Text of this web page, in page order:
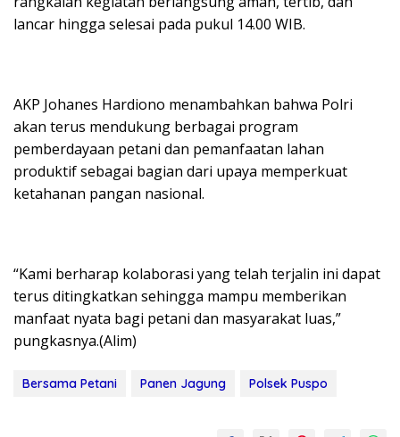
lancar hingga selesai pada pukul 14.00 WIB.
AKP Johanes Hardiono menambahkan bahwa Polri
akan terus mendukung berbagai program
pemberdayaan petani dan pemanfaatan lahan
produktif sebagai bagian dari upaya memperkuat
ketahanan pangan nasional.
“Kami berharap kolaborasi yang telah terjalin ini dapat
terus ditingkatkan sehingga mampu memberikan
manfaat nyata bagi petani dan masyarakat luas,”
pungkasnya.(Alim)
Bersama Petani Panen Jagung Polsek Puspo